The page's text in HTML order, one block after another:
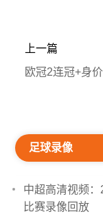
上一篇
欧冠2连冠+身价1.1亿欧！21岁世界级中场横空
足球录像
中超高清视频
比赛录像回放